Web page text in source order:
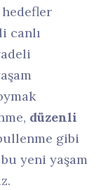
hedefler
canlı
düzenli
gibi
yeni yaşam